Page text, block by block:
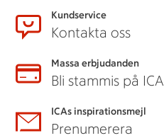
Kundservice
Kontakta oss
Massa erbjudanden
Bli stammis på ICA
ICAs inspirationsmejl
Prenumerera